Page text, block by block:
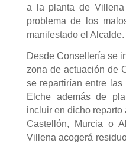
a la planta de
problema de los
manifestado el Alcalde.
Desde Consellería se
zona de actuación de
se repartirían entre
Elche además de
incluir en dicho
Castellón, Murcia o
Villena acogerá